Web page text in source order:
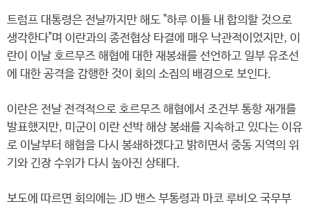
트럼프 대통령은 전날까지만 해도 "하루 이틀 내 합의할 것으로
생각한다"며 이란과의 종전협상 타결에 매우 낙관적이었지만, 이
란이 이날 호르무즈 해협에 대한 재봉쇄를 선언하고 일부 유조선
에 대한 공격을 감행한 것이 회의 소집의 배경으로 보인다.
이란은 전날 전격적으로 호르무즈 해협에서 조건부 통항 재개를
발표했지만, 미군이 이란 선박 해상 봉쇄를 지속하고 있다는 이유
로 이날부터 해협을 다시 봉쇄하겠다고 밝히면서 중동 지역의 위
기와 긴장 수위가 다시 높아진 상태다.
보도에 따르면 회의에는 JD 밴스 부통령과 마코 루비오 국무부